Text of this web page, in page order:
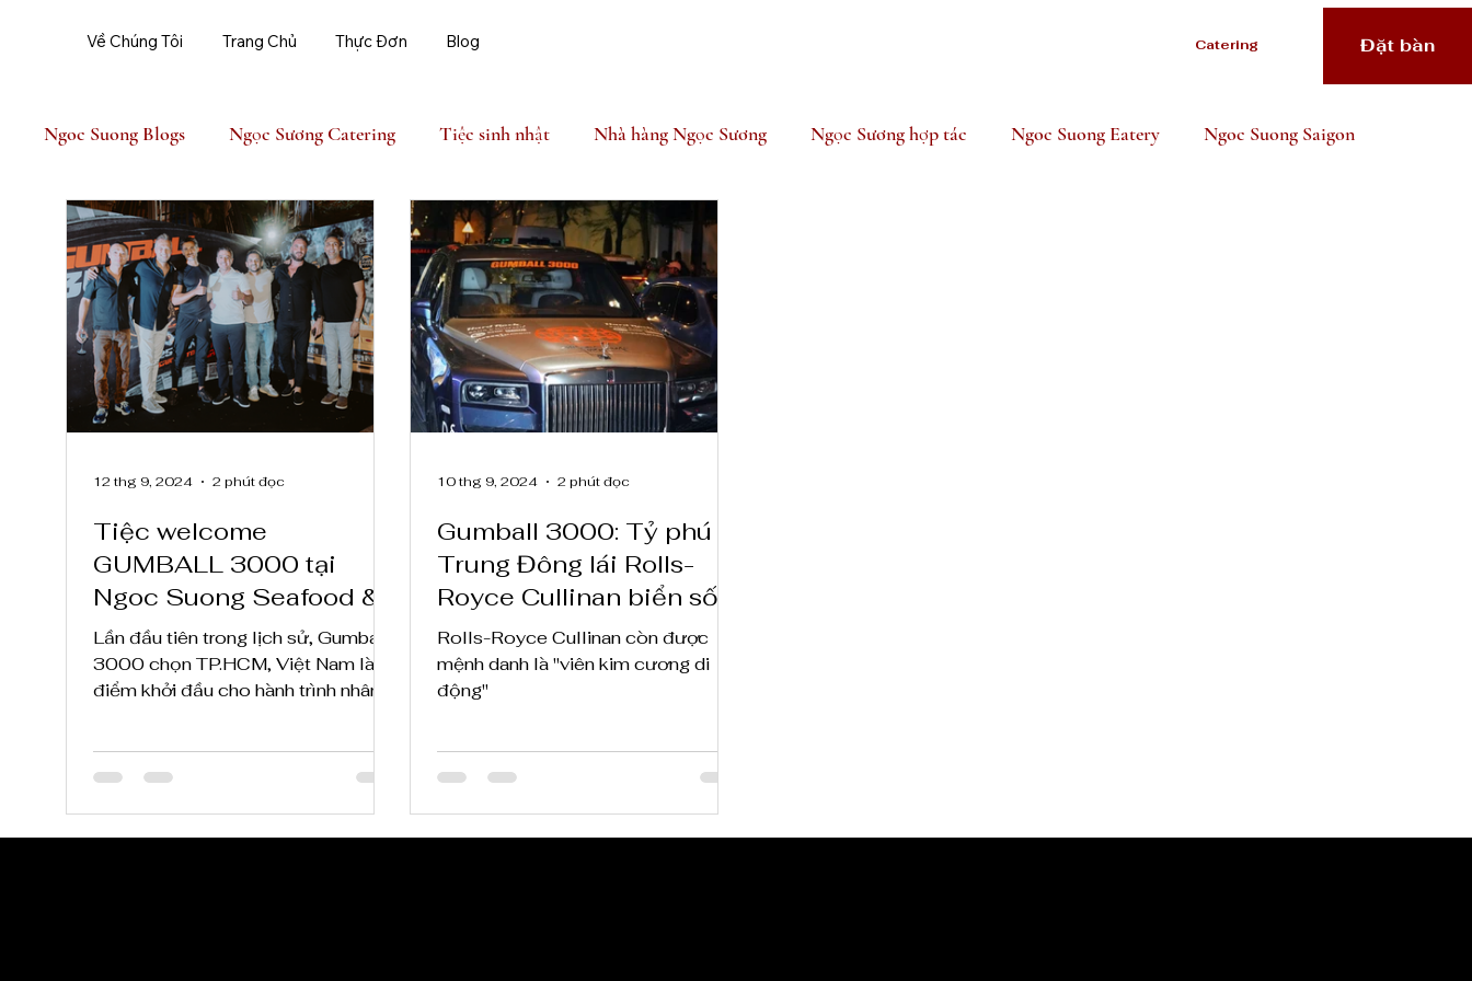
Về Chúng Tôi Trang Chủ Thực Đơn Blog Catering Đặt bàn
Ngoc Suong Blogs Ngọc Sương Catering Tiệc sinh nhật Nhà hàng Ngọc Sương Ngọc Sương hợp tác Ngoc Suong Eatery Ngoc Suong Saigon
Ngoc Suong Event
Tiệc welcome
GUMBALL 3000 tại
Ngoc Suong Seafood &
Bar
Lần đầu tiên trong lịch sử, Gumball
3000 chọn TP.HCM, Việt Nam là
điểm khởi đầu cho hành trình nhân
12 thg 9, 2024 2 phút đọc
Gumball 3000: Tỷ phú
Trung Đông lái Rolls-
Royce Cullinan biển số
độc nhất vô nhị tại Tp.
HCM
Rolls-Royce Cullinan còn được
mệnh danh là "viên kim cương di
động"
10 thg 9, 2024 2 phút đọc